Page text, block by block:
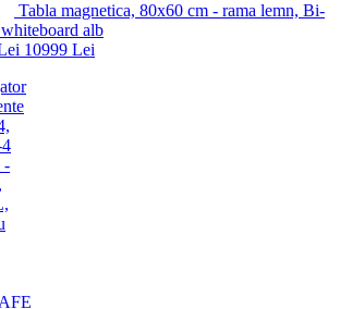
Tabla magnetica, 80x60 cm - rama lemn, Bi-
alb
10999 Lei